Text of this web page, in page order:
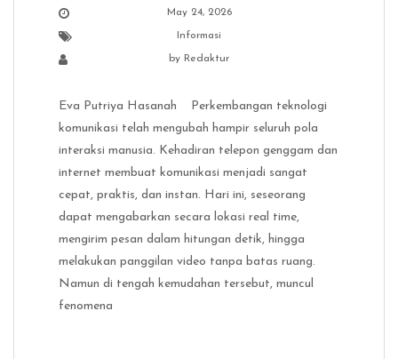
May 24, 2026
Informasi
by Redaktur
Eva Putriya Hasanah Perkembangan teknologi
komunikasi telah mengubah hampir seluruh pola
interaksi manusia. Kehadiran telepon genggam dan
internet membuat komunikasi menjadi sangat
cepat, praktis, dan instan. Hari ini, seseorang
dapat mengabarkan secara lokasi real time,
mengirim pesan dalam hitungan detik, hingga
melakukan panggilan video tanpa batas ruang.
Namun di tengah kemudahan tersebut, muncul
fenomena